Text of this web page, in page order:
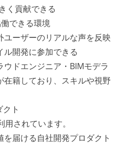
く貢献できる
できる環境
ユーザーのリアルな声を反映
ル開発に参加できる
ドエンジニア・BIMモデラ
籍しており、スキルや視野
ト
されています。
届ける自社開発プロダクト